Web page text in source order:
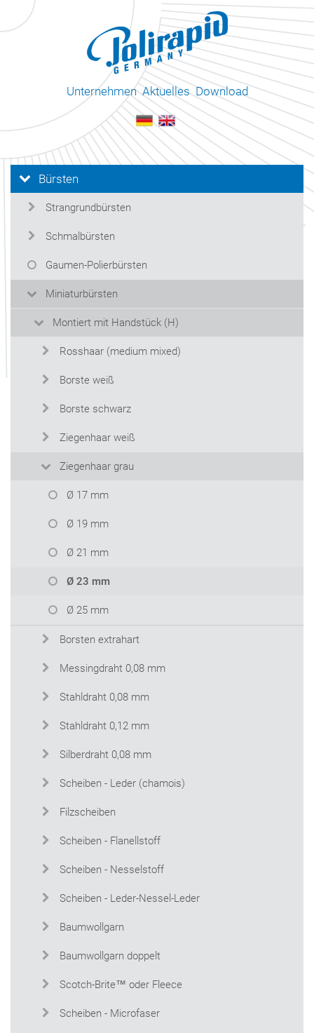
Unternehmen Aktuelles Download
Bürsten
Strangrundbürsten
Schmalbürsten
Gaumen-Polierbürsten
Miniaturbürsten
Montiert mit Handstück (H)
Rosshaar (medium mixed)
Borste weiß
Borste schwarz
Ziegenhaar weiß
Ziegenhaar grau
Ø 17 mm
Ø 19 mm
Ø 21 mm
Ø 23 mm
Ø 25 mm
Borsten extrahart
Messingdraht 0,08 mm
Stahldraht 0,08 mm
Stahldraht 0,12 mm
Silberdraht 0,08 mm
Scheiben - Leder (chamois)
Filzscheiben
Scheiben - Flanellstoff
Scheiben - Nesselstoff
Scheiben - Leder-Nessel-Leder
Baumwollgarn
Baumwollgarn doppelt
Scotch-Brite™ oder Fleece
Scheiben - Microfaser